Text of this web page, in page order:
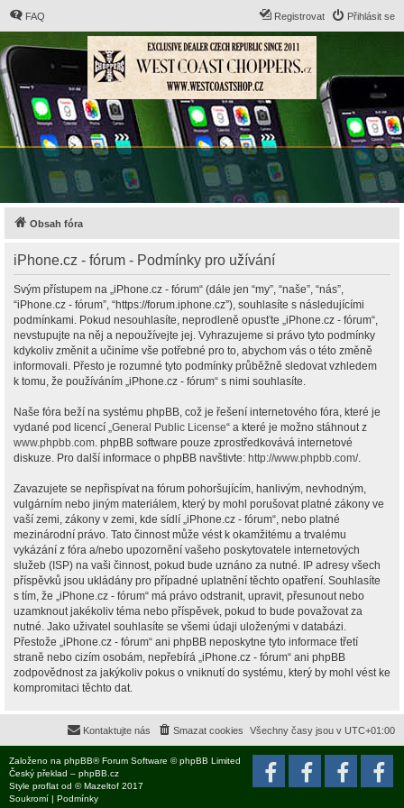
FAQ Přihlásit se
Registrovat
Obsah fóra
iPhone.cz - fórum - Podmínky pro užívání
Svým přístupem na „iPhone.cz - fórum“ (dále jen “my”, “naše”, “nás”,
“iPhone.cz - fórum”, “https://forum.iphone.cz”), souhlasíte s následujícími
podmínkami. Pokud nesouhlasíte, neprodleně opusťte „iPhone.cz - fórum“,
nevstupujte na něj a nepoužívejte jej. Vyhrazujeme si právo tyto podmínky
kdykoliv změnit a učiníme vše potřebné pro to, abychom vás o této změně
informovali. Přesto je rozumné tyto podmínky průběžně sledovat vzhledem
k tomu, že používáním „iPhone.cz - fórum“ s nimi souhlasíte.
Naše fóra beží na systému phpBB, což je řešení internetového fóra, které je
vydané pod licencí „General Public License“ a které je možno stáhnout z
www.phpbb.com. phpBB software pouze zprostředkovává internetové
diskuze. Pro další informace o phpBB navštivte: http://www.phpbb.com/.
Zavazujete se nepřispívat na fórum pohoršujícím, hanlivým, nevhodným,
vulgárním nebo jiným materiálem, který by mohl porušovat platné zákony ve
vaší zemi, zákony v zemi, kde sídlí „iPhone.cz - fórum“, nebo platné
mezinárodní právo. Tato činnost může vést k okamžitému a trvalému
vykázání z fóra a/nebo upozornění vašeho poskytovatele internetových
služeb (ISP) na vaši činnost, pokud bude uznáno za nutné. IP adresy všech
příspěvků jsou ukládány pro případné uplatnění těchto opatření. Souhlasíte
s tím, že „iPhone.cz - fórum“ má právo odstranit, upravit, přesunout nebo
uzamknout jakékoliv téma nebo příspěvek, pokud to bude považovat za
nutné. Jako uživatel souhlasíte se všemi údaji uloženými v databázi.
Přestože „iPhone.cz - fórum“ ani phpBB neposkytne tyto informace třetí
straně nebo cizím osobám, nepřebírá „iPhone.cz - fórum“ ani phpBB
zodpovědnost za jakýkoliv pokus o vniknutí do systému, který by mohl vést ke
kompromitaci těchto dat.
Všechny časy jsou v UTC+01:00
Smazat cookies
Kontaktujte nás
Založeno na phpBB® Forum Software © phpBB Limited
Český překlad – phpBB.cz
Style proflat od ©Mazeltof 2017
Soukromí | Podmínky